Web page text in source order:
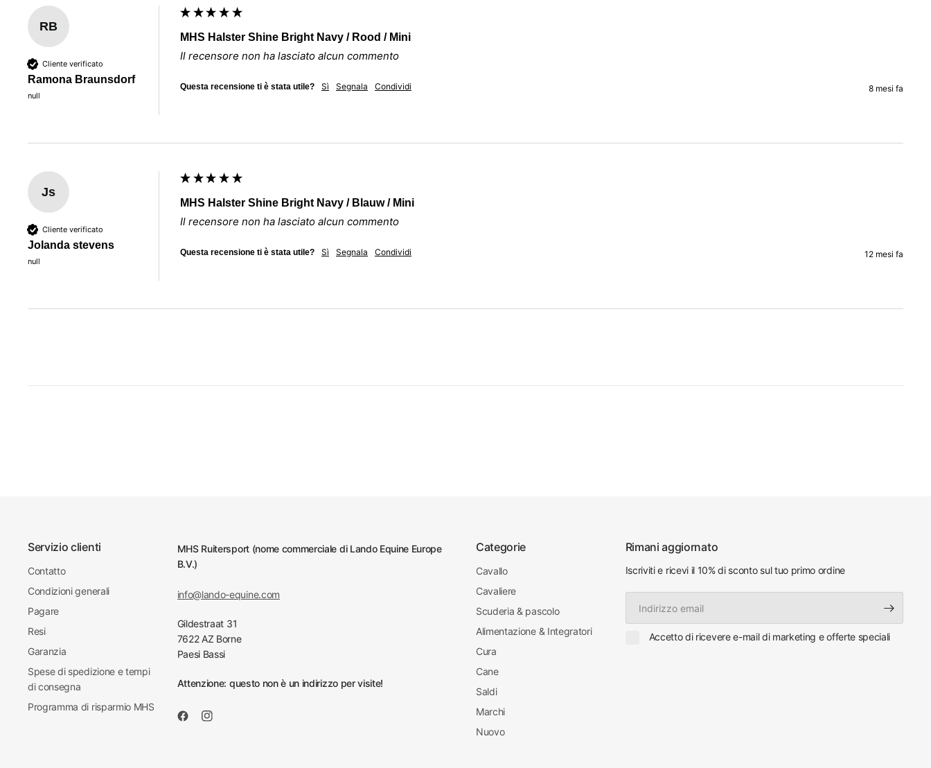
RB
Cliente verificato
Ramona Braunsdorf
null
MHS Halster Shine Bright Navy / Rood / Mini
Il recensore non ha lasciato alcun commento
Questa recensione ti è stata utile? Sì Segnala Condividi 8 mesi fa
Js
Cliente verificato
Jolanda stevens
null
MHS Halster Shine Bright Navy / Blauw / Mini
Il recensore non ha lasciato alcun commento
Questa recensione ti è stata utile? Sì Segnala Condividi 12 mesi fa
Servizio clienti
Contatto
Condizioni generali
Pagare
Resi
Garanzia
Spese di spedizione e tempi
di consegna
Programma di risparmio MHS
MHS Ruitersport (nome commerciale di Lando Equine Europe
B.V.)
info@lando-equine.com
Gildestraat 31
7622 AZ Borne
Paesi Bassi
Attenzione: questo non è un indirizzo per visite!
Categorie
Cavallo
Cavaliere
Scuderia & pascolo
Alimentazione & Integratori
Cura
Cane
Saldi
Marchi
Nuovo
Rimani aggiornato
Iscriviti e ricevi il 10% di sconto sul tuo primo ordine
email
Accetto di ricevere e-mail di marketing e offerte speciali